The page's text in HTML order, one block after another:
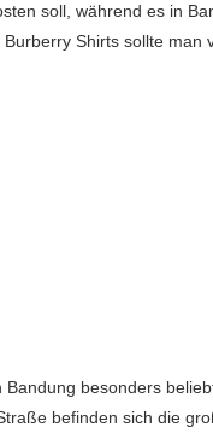
soll, während es in
Shirts sollte
besonders
befinden sich die